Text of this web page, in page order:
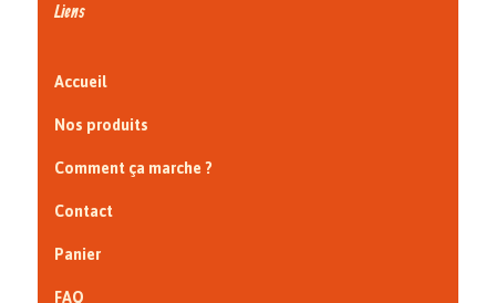
Liens
Accueil
Nos produits
Comment ça marche ?
Contact
Panier
FAQ